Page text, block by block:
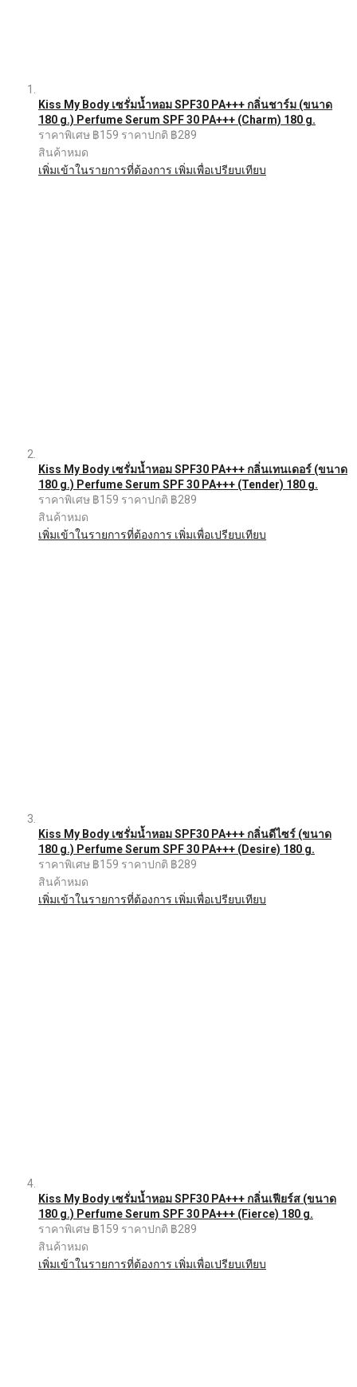
Kiss My Body เซรั่มน้ำหอม SPF30 PA+++ กลิ่นชาร์ม (ขนาด
180 g.) Perfume Serum SPF 30 PA+++ (Charm) 180 g.
ราคาพิเศษ ฿159 ราคาปกติ ฿289
สินค้าหมด
เพิ่มเข้าในรายการที่ต้องการ เพิ่มเพื่อเปรียบเทียบ
Kiss My Body เซรั่มน้ำหอม SPF30 PA+++ กลิ่นเทนเดอร์ (ขนาด
180 g.) Perfume Serum SPF 30 PA+++ (Tender) 180 g.
ราคาพิเศษ ฿159 ราคาปกติ ฿289
สินค้าหมด
เพิ่มเข้าในรายการที่ต้องการ เพิ่มเพื่อเปรียบเทียบ
Kiss My Body เซรั่มน้ำหอม SPF30 PA+++ กลิ่นดีไซร์ (ขนาด
180 g.) Perfume Serum SPF 30 PA+++ (Desire) 180 g.
ราคาพิเศษ ฿159 ราคาปกติ ฿289
สินค้าหมด
เพิ่มเข้าในรายการที่ต้องการ เพิ่มเพื่อเปรียบเทียบ
Kiss My Body เซรั่มน้ำหอม SPF30 PA+++ กลิ่นเฟียร์ส (ขนาด
180 g.) Perfume Serum SPF 30 PA+++ (Fierce) 180 g.
ราคาพิเศษ ฿159 ราคาปกติ ฿289
สินค้าหมด
เพิ่มเข้าในรายการที่ต้องการ เพิ่มเพื่อเปรียบเทียบ